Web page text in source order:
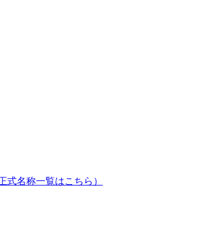
式名称一覧はこちら）